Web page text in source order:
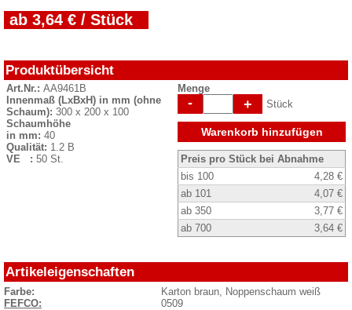
ab 3,64 € / Stück
Produktübersicht
Art.Nr.: AA9461B
Innenmaß (LxBxH) in mm (ohne
Schaum): 300 x 200 x 100
Schaumhöhe
in mm: 40
Qualität: 1.2 B
VE : 50 St.
Menge
- + Stück
Warenkorb hinzufügen
Preis pro Stück bei Abnahme
bis 100
4,28 €
ab 101
4,07 €
ab 350
3,77 €
ab 700
3,64 €
Artikeleigenschaften
Farbe:
Karton braun, Noppenschaum weiß
FEFCO:
0509